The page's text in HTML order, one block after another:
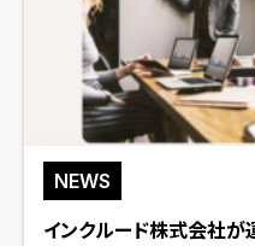
NEWS
インクルード株式会社が